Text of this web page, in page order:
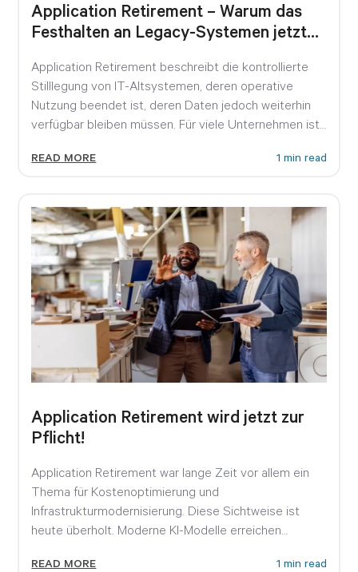
Application Retirement – Warum das
Festhalten an Legacy-Systemen jetzt
Application Retirement beschreibt die kontrollierte
Stilllegung von IT-Altsystemen, deren operative
Nutzung beendet ist, deren Daten jedoch weiterhin
verfügbar bleiben müssen. Für viele Unternehmen ist
READ MORE 1 min read
Application Retirement wird jetzt zur
Pflicht!
Application Retirement war lange Zeit vor allem ein
Thema für Kostenoptimierung und
Infrastrukturmodernisierung. Diese Sichtweise ist
heute überholt. Moderne KI-Modelle erreichen
READ MORE 1 min read